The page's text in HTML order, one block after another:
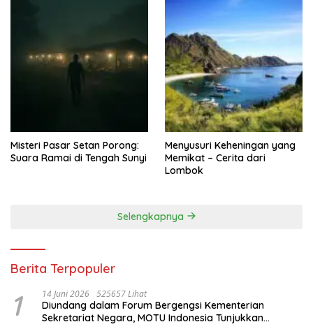
Misteri Pasar Setan Porong:
Suara Ramai di Tengah Sunyi
Menyusuri Keheningan yang
Memikat – Cerita dari
Lombok
Selengkapnya
Berita Terpopuler
1 14 Juni 2026 525657 Lihat
Diundang dalam Forum Bergengsi Kementerian
Sekretariat Negara, MOTU Indonesia Tunjukkan